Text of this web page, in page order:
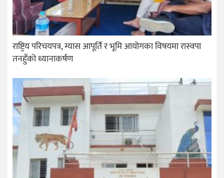
राष्ट्रिय परिचयपत्र, ग्यास आपूर्ति र भूमि आयोगका विषयमा रास्वपा
तनहुँको ध्यानाकर्षण